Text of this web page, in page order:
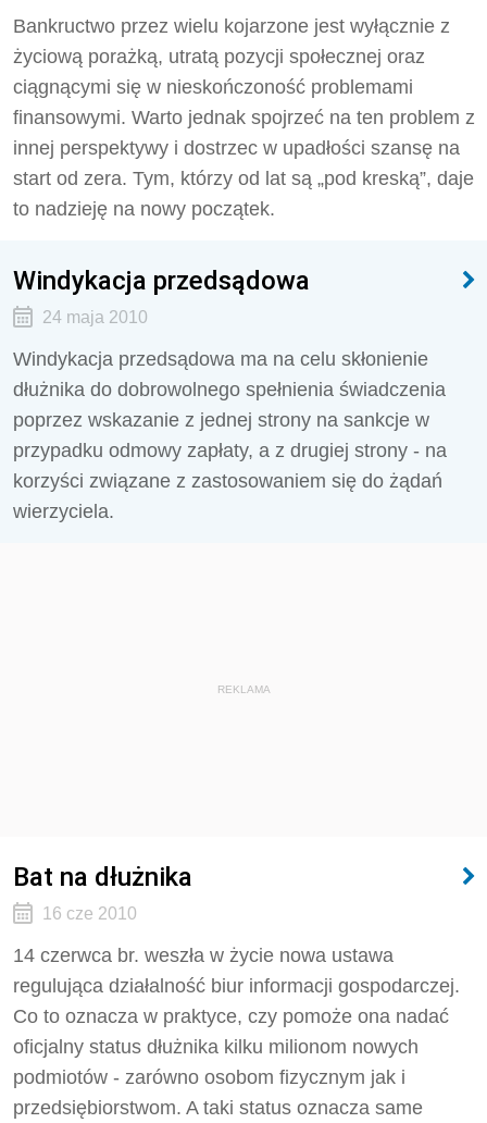
Bankructwo przez wielu kojarzone jest wyłącznie z
życiową porażką, utratą pozycji społecznej oraz
ciągnącymi się w nieskończoność problemami
finansowymi. Warto jednak spojrzeć na ten problem z
innej perspektywy i dostrzec w upadłości szansę na
start od zera. Tym, którzy od lat są „pod kreską”, daje
to nadzieję na nowy początek.
Windykacja przedsądowa
24 maja 2010
Windykacja przedsądowa ma na celu skłonienie
dłużnika do dobrowolnego spełnienia świadczenia
poprzez wskazanie z jednej strony na sankcje w
przypadku odmowy zapłaty, a z drugiej strony - na
korzyści związane z zastosowaniem się do żądań
wierzyciela.
REKLAMA
Bat na dłużnika
16 cze 2010
14 czerwca br. weszła w życie nowa ustawa
regulująca działalność biur informacji gospodarczej.
Co to oznacza w praktyce, czy pomoże ona nadać
oficjalny status dłużnika kilku milionom nowych
podmiotów - zarówno osobom fizycznym jak i
przedsiębiorstwom. A taki status oznacza same